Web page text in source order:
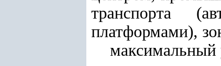
транспорта
платформами),
максимальный